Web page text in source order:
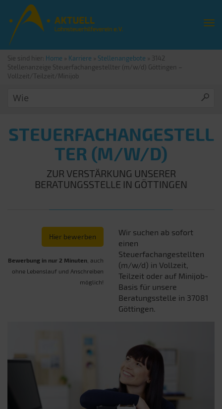
Sie sind hier: Home » Karriere » Stellenangebote » 3142
Stellenanzeige Steuerfachangestellter (m/w/d) Göttingen –
Vollzeit/Teilzeit/Minijob
STEUERFACHANGESTELL
TER (M/W/D)
ZUR VERSTÄRKUNG UNSERER
BERATUNGSSTELLE IN GÖTTINGEN
Hier bewerben
Bewerbung in nur 2 Minuten , auch
ohne Lebenslauf und Anschreiben
möglich!
Wir suchen ab sofort
einen
Steuerfachangestellten
(m/w/d) in Vollzeit,
Teilzeit oder auf Minijob-
Basis für unsere
Beratungsstelle in 37081
Göttingen.